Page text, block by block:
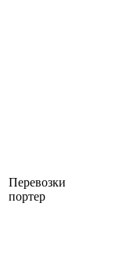
Перевозки
портер